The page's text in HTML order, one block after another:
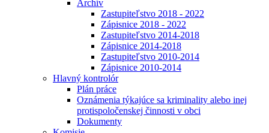
Archív
Zastupiteľstvo 2018 - 2022
Zápisnice 2018 - 2022
Zastupiteľstvo 2014-2018
Zápisnice 2014-2018
Zastupiteľstvo 2010-2014
Zápisnice 2010-2014
Hlavný kontrolór
Plán práce
Oznámenia týkajúce sa kriminality alebo inej
protispoločenskej činnosti v obci
Dokumenty